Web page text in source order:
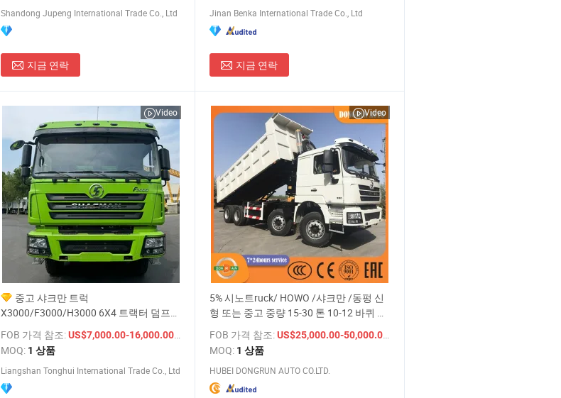
Shandong Jupeng International Trade Co., Ltd
지금 연락
Jinan Benka International Trade Co., Ltd
지금 연락
Video
중고 샤크만 트럭
X3000/F3000/H3000 6X4 트랙터 덤프
트럭 경쟁력 있는 가격 수출 샤크만
H3000 트랙터 트럭
FOB 가격 참조:US$7,000.00-16,000.00/ 상품
MOQ: 1 상품
Liangshan Tonghui International Trade Co., Ltd
Video
5% 시노트ruck/ HOWO /샤크만 /동펑 신
형 또는 중고 중량 15-30 톤 10-12 바퀴 틸
트 덤프 덤퍼 트랙터 트레일러/ 트럭 가격
광산 운송용
FOB 가격 참조:US$25,000.00-50,000.00 / 상품
MOQ: 1 상품
HUBEI DONGRUN AUTO CO.LTD.